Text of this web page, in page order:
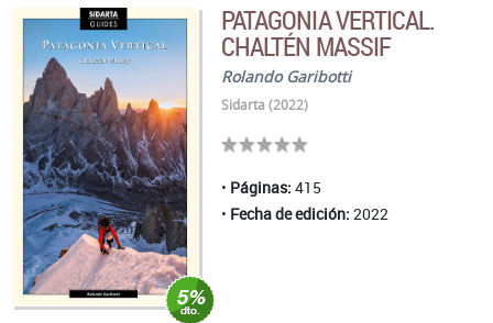
PATAGONIA VERTICAL.
CHALTÉN MASSIF
Rolando Garibotti
Sidarta (2022)
Páginas: 415
Fecha de edición: 2022